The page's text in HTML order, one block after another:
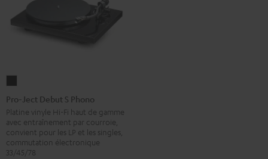
Ject
Debut
S
Phono
Noir
Pro-Ject Debut S Phono
Platine vinyle Hi-Fi haut de gamme
avec entraînement par courroie,
convient pour les LP et les singles,
commutation électronique
33/45/78